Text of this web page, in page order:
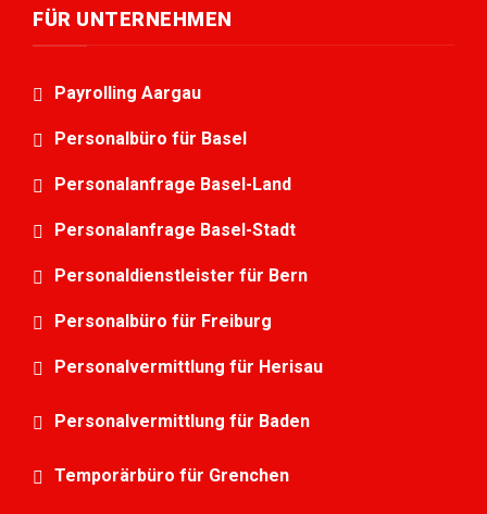
FÜR UNTERNEHMEN
Payrolling Aargau
Personalbüro für Basel
Personalanfrage Basel-Land
Personalanfrage Basel-Stadt
Personaldienstleister für Bern
Personalbüro für Freiburg
Personalvermittlung für Herisau
Personalvermittlung für Baden
Temporärbüro für Grenchen